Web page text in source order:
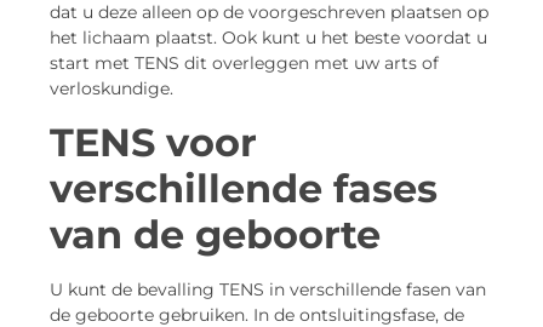
dat u deze alleen op de voorgeschreven plaatsen op
het lichaam plaatst. Ook kunt u het beste voordat u
start met TENS dit overleggen met uw arts of
verloskundige.
TENS voor
verschillende fases
van de geboorte
U kunt de bevalling TENS in verschillende fasen van
de geboorte gebruiken. In de ontsluitingsfase, de